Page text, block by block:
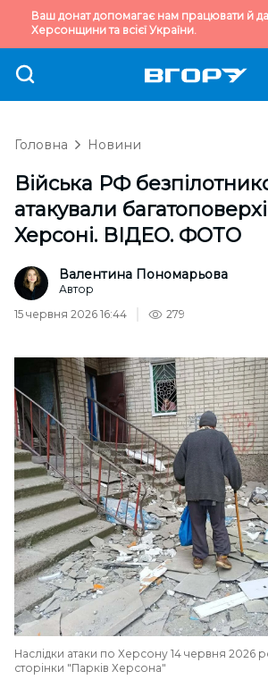
Ваш донат допомагає нам працювати й
Херсонщини та всієї України.
Головна Новини
Війська РФ
атакували
Херсоні. ВІДЕО. ФОТО
Валентина Пономарьова
Автор
15 червня 2026 16:44
279
Наслідки атаки по Херсону 14 червня 2026
сторінки "Парків Херсона"